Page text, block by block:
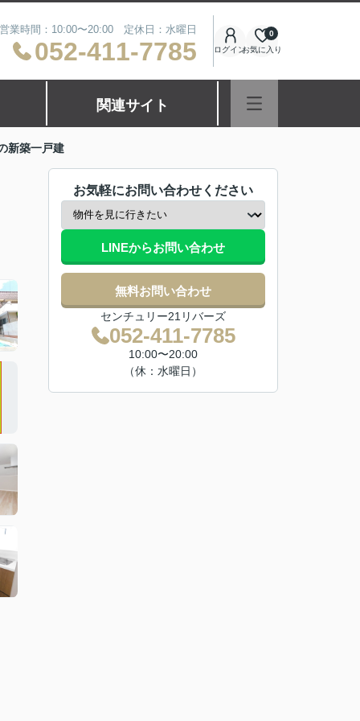
営業時間：10:00〜20:00 定休日：水曜日
052-411-7785 ログインお気に入り
0
関連サイト
新築一戸建
お気軽にお問い合わせください
LINEからお問い合わせ
無料お問い合わせ
センチュリー21リバーズ
052-411-7785
10:00〜20:00
（休：水曜日）